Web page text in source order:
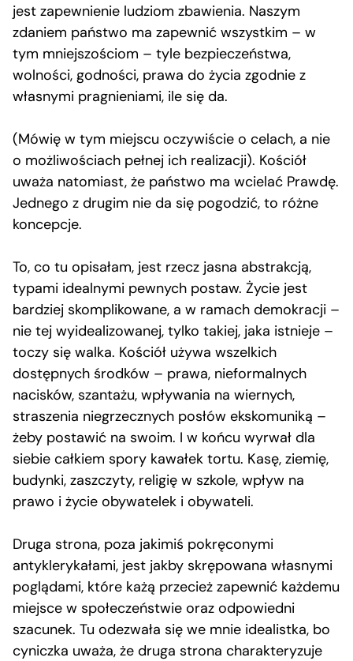
jest zapewnienie ludziom zbawienia. Naszym
zdaniem państwo ma zapewnić wszystkim – w
tym mniejszościom – tyle bezpieczeństwa,
wolności, godności, prawa do życia zgodnie z
własnymi pragnieniami, ile się da.
(Mówię w tym miejscu oczywiście o celach, a nie
o możliwościach pełnej ich realizacji). Kościół
uważa natomiast, że państwo ma wcielać Prawdę.
Jednego z drugim nie da się pogodzić, to różne
koncepcje.
To, co tu opisałam, jest rzecz jasna abstrakcją,
typami idealnymi pewnych postaw. Życie jest
bardziej skomplikowane, a w ramach demokracji –
nie tej wyidealizowanej, tylko takiej, jaka istnieje –
toczy się walka. Kościół używa wszelkich
dostępnych środków – prawa, nieformalnych
nacisków, szantażu, wpływania na wiernych,
straszenia niegrzecznych posłów ekskomuniką –
żeby postawić na swoim. I w końcu wyrwał dla
siebie całkiem spory kawałek tortu. Kasę, ziemię,
budynki, zaszczyty, religię w szkole, wpływ na
prawo i życie obywatelek i obywateli.
Druga strona, poza jakimiś pokręconymi
antyklerykałami, jest jakby skrępowana własnymi
poglądami, które każą przecież zapewnić każdemu
miejsce w społeczeństwie oraz odpowiedni
szacunek. Tu odezwała się we mnie idealistka, bo
cyniczka uważa, że druga strona charakteryzuje